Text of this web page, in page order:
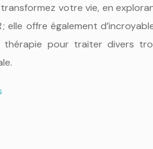
votre vie, en
elle offre également
thérapie pour traiter divers